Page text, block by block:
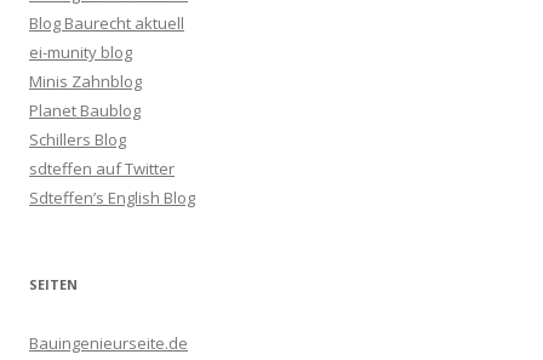
Blog Baurecht aktuell
ei-munity blog
Minis Zahnblog
Planet Baublog
Schillers Blog
sdteffen auf Twitter
Sdteffen’s English Blog
SEITEN
Bauingenieurseite.de